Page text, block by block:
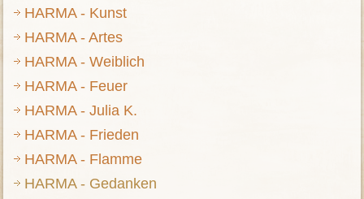
HARMA - Kunst
HARMA - Artes
HARMA - Weiblich
HARMA - Feuer
HARMA - Julia K.
HARMA - Frieden
HARMA - Flamme
HARMA - Gedanken